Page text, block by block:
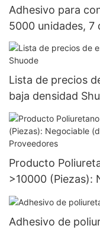
Adhesivo para
5000 unidades, 7
componentes al
Lista de precios
baja densidad
Producto
>10000 (Piezas):
Piezas US.7
Adhesivo de